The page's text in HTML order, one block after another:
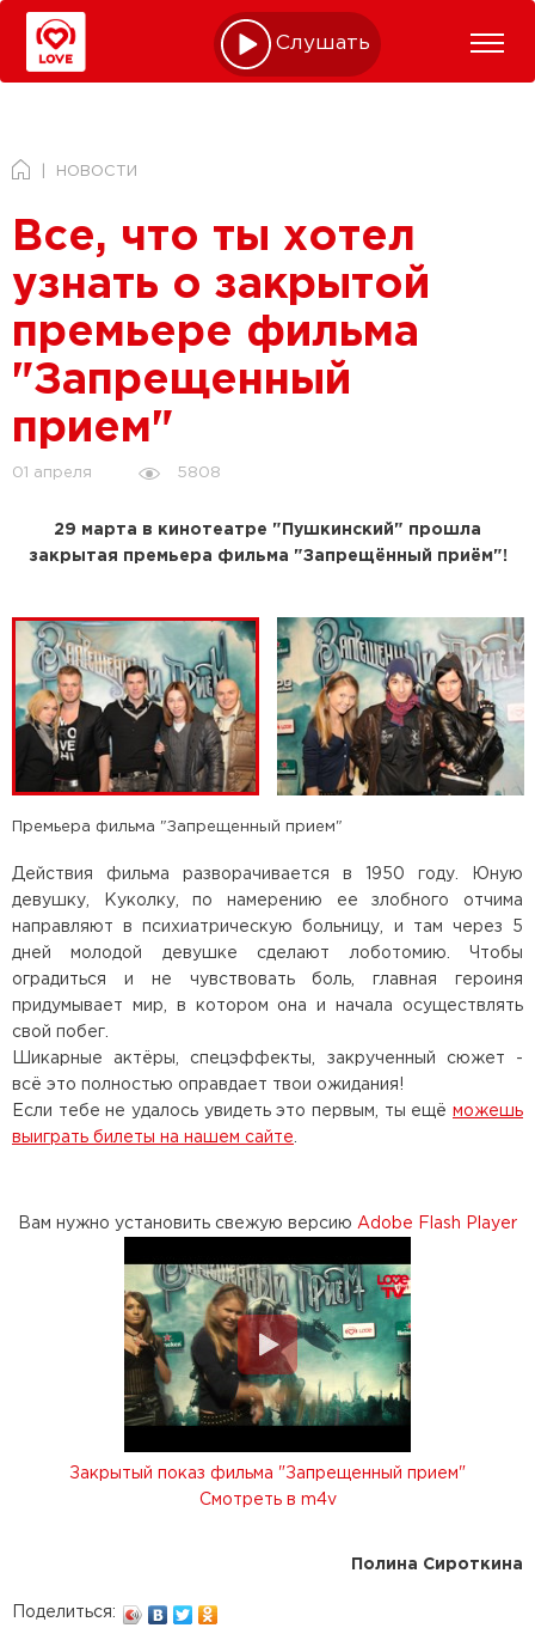
Слушать online
НОВОСТИ
Все, что ты хотел
узнать о закрытой
премьере фильма
"Запрещенный
прием"
01 апреля 5808
29 марта в кинотеатре "Пушкинский" прошла
закрытая премьера фильма "Запрещённый приём"!
Премьера фильма "Запрещенный прием"
Действия фильма разворачивается в 1950 году. Юную
девушку, Куколку, по намерению ее злобного отчима
направляют в психиатрическую больницу, и там через 5
дней молодой девушке сделают лоботомию. Чтобы
оградиться и не чувствовать боль, главная героиня
придумывает мир, в котором она и начала осуществлять
свой побег.
Шикарные актёры, спецэффекты, закрученный сюжет -
всё это полностью оправдает твои ожидания!
Если тебе не удалось увидеть это первым, ты ещё можешь
выиграть билеты на нашем сайте
Вам нужно установить свежую версию Adobe Flash Player
Закрытый показ фильма "Запрещенный прием"
Смотреть в m4v
Полина Сироткина
Поделиться: